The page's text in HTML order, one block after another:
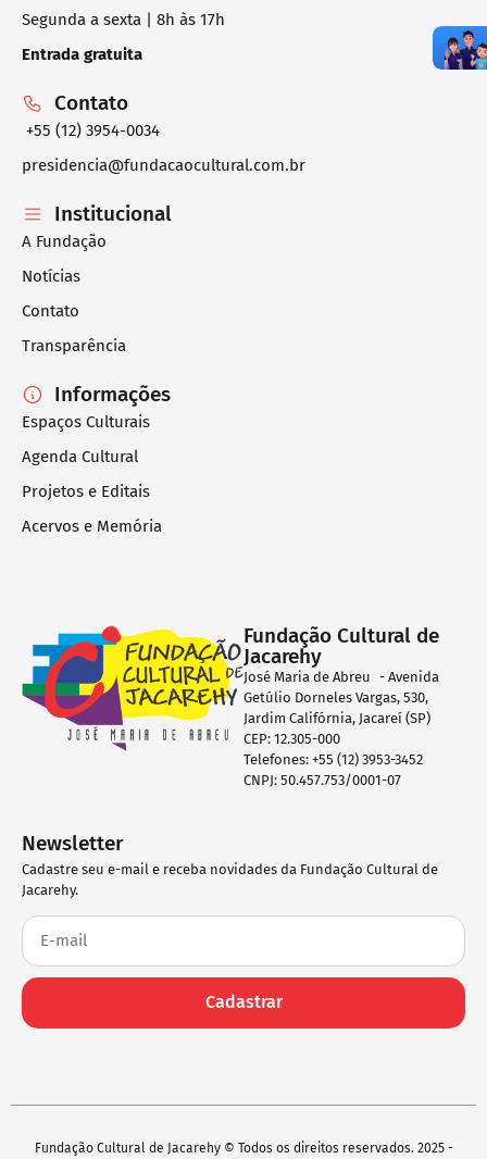
Segunda a sexta | 8h às 17h
Entrada gratuita
Contato
+55 (12) 3954-0034
presidencia@fundacaocultural.com.br
Institucional
A Fundação
Notícias
Contato
Transparência
Informações
Espaços Culturais
Agenda Cultural
Projetos e Editais
Acervos e Memória
Fundação Cultural de
Jacarehy
José Maria de Abreu - Avenida
Getúlio Dorneles Vargas, 530,
Jardim Califórnia, Jacareí (SP)
CEP: 12.305-000
Telefones: +55 (12) 3953-3452
CNPJ: 50.457.753/0001-07
Newsletter
Cadastre seu e-mail e receba novidades da Fundação Cultural de
Jacarehy.
Cadastrar
Fundação Cultural de Jacarehy © Todos os direitos reservados. 2025 -